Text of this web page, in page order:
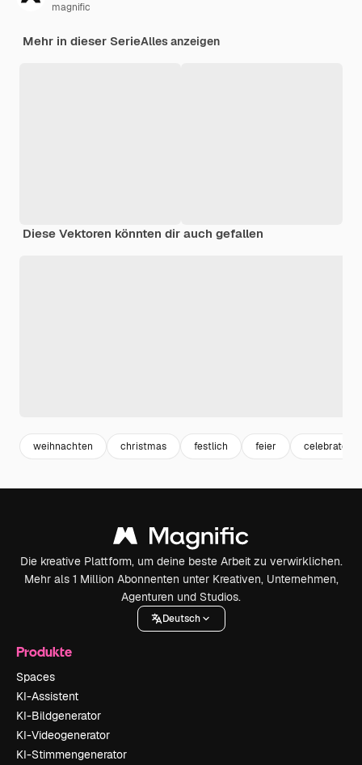
magnific
Mehr in dieser SerieAlles anzeigen
Diese Vektoren könnten dir auch gefallen
weihnachten christmas festlich feier celebrate
Die kreative Plattform, um deine beste Arbeit zu verwirklichen.
Mehr als 1 Million Abonnenten unter Kreativen, Unternehmen,
Agenturen und Studios.
Deutsch
Produkte
Spaces
KI-Assistent
KI-Bildgenerator
KI-Videogenerator
KI-Stimmengenerator